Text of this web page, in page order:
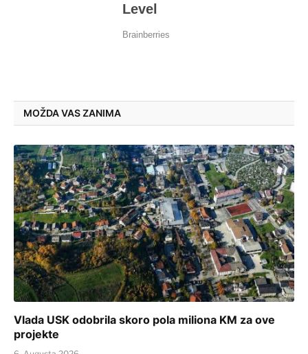
MOŽDA VAS ZANIMA
Vlada USK odobrila skoro pola miliona KM za ove
projekte